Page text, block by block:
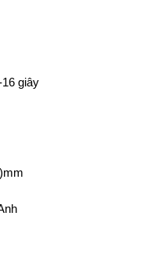
giây